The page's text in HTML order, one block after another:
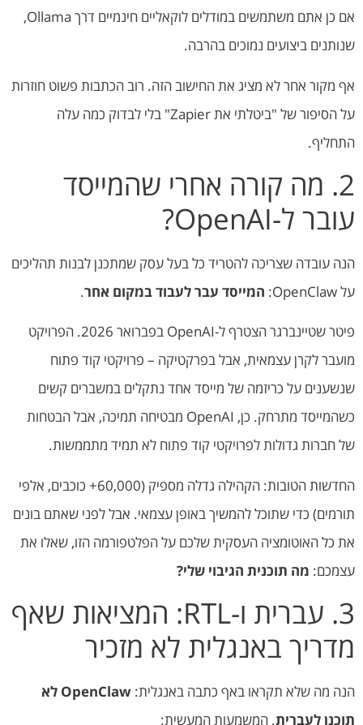
אם כן אתם משתמשים במודלים לוקאליים חינמיים דרך Ollama,
שנותנים ביצועים נמוכים בהרבה.
אף מקור אחר לא מציג את החישוב הזה. רוב הכתבות פשוט חוזרות
על הסיפור של "ביטלתי את Zapier" בלי לבדוק כמה עלה
התחליף.
2. מה קורה אחרי שהמייסד
עובר ל-OpenAI?
הנה עובדה שצריכה להטריד כל בעל עסק שמתכנן לבנות תהליכים
על OpenClaw:
המייסד עבר לעבוד במקום אחר.
פיטר שטיינברגר הצטרף ל-OpenAI בפברואר 2026. הפרויקט
מועבר לקרן עצמאית, אבל בפרקטיקה – פרויקטי קוד פתוח
שנשענים על כריזמה של מייסד אחד נתקלים במשברים קשים
כשהמייסד מתרחק. כן, OpenAI מבטיחה תמיכה, אבל הבטחות
של חברות גדולות לפרויקטי קוד פתוח לא תמיד מתממשות.
החדשות הטובות: הקהילה גדלה מספיק (60,000+ כוכבים, אלפי
תורמים) כדי שתוכל להמשיך באופן עצמאי. אבל לפני שאתם בונים
את כל האוטומציה העסקית שלכם על הפלטפורמה הזו, שאלו את
עצמכם: מה תוכנית הגיבוי שלי?
3. עברית ו-RTL: המציאות שאף
מדריך באנגלית לא מזכיר
הנה מה שלא תקראו באף כתבה באנגלית:
OpenClaw לא
תוכנן לעברית. המשמעות המעשית: